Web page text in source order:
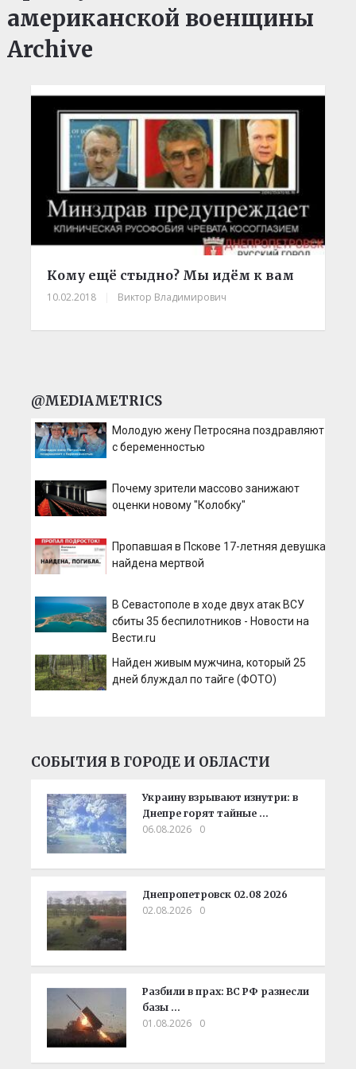
американской военщины
Archive
Кому ещё стыдно? Мы идём к вам
10.02.2018 Виктор Владимирович
@MEDIAMETRICS
Молодую жену Петросяна поздравляют
с беременностью
Почему зрители массово занижают
оценки новому "Колобку"
Пропавшая в Пскове 17-летняя девушка
найдена мертвой
В Севастополе в ходе двух атак ВСУ
сбиты 35 беспилотников - Новости на
Вести.ru
Найден живым мужчина, который 25
дней блуждал по тайге (ФОТО)
СОБЫТИЯ В ГОРОДЕ И ОБЛАСТИ
Украину взрывают изнутри: в
Днепре горят тайные …
06.08.2026 0
Днепропетровск 02.08 2026
02.08.2026 0
Разбили в прах: ВС РФ разнесли
базы …
01.08.2026 0